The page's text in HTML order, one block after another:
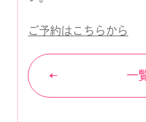
ご予約はこちらから
一